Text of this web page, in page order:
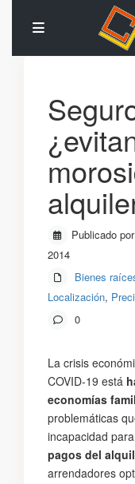
Publicado
2014
Bienes
Localización,
0
La crisis
COVID-19 está
economías
problemáticas
incapacidad
pagos del
arrendadores